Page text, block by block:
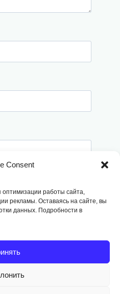
Consent
работы сайта,
рекламы. Оставаясь на сайте, вы
данных. Подробности в
последующих моих